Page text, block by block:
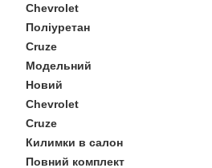
Chevrolet
Поліуретан
Cruze
Модельний
Новий
Chevrolet
Cruze
Килимки в салон
Повний комплект